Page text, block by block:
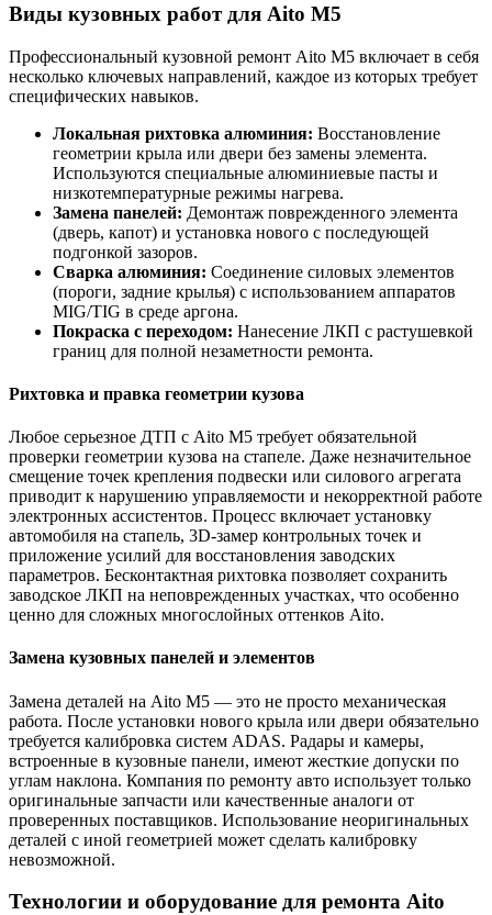
Виды кузовных работ для Aito M5
Профессиональный кузовной ремонт Aito M5 включает в себя
несколько ключевых направлений, каждое из которых требует
специфических навыков.
Локальная рихтовка алюминия: Восстановление
геометрии крыла или двери без замены элемента.
Используются специальные алюминиевые пасты и
низкотемпературные режимы нагрева.
Замена панелей: Демонтаж поврежденного элемента
(дверь, капот) и установка нового с последующей
подгонкой зазоров.
Сварка алюминия: Соединение силовых элементов
(пороги, задние крылья) с использованием аппаратов
MIG/TIG в среде аргона.
Покраска с переходом: Нанесение ЛКП с растушевкой
границ для полной незаметности ремонта.
Рихтовка и правка геометрии кузова
Любое серьезное ДТП с Aito M5 требует обязательной
проверки геометрии кузова на стапеле. Даже незначительное
смещение точек крепления подвески или силового агрегата
приводит к нарушению управляемости и некорректной работе
электронных ассистентов. Процесс включает установку
автомобиля на стапель, 3D-замер контрольных точек и
приложение усилий для восстановления заводских
параметров. Бесконтактная рихтовка позволяет сохранить
заводское ЛКП на неповрежденных участках, что особенно
ценно для сложных многослойных оттенков Aito.
Замена кузовных панелей и элементов
Замена деталей на Aito M5 — это не просто механическая
работа. После установки нового крыла или двери обязательно
требуется калибровка систем ADAS. Радары и камеры,
встроенные в кузовные панели, имеют жесткие допуски по
углам наклона. Компания по ремонту авто использует только
оригинальные запчасти или качественные аналоги от
проверенных поставщиков. Использование неоригинальных
деталей с иной геометрией может сделать калибровку
невозможной.
Технологии и оборудование для ремонта Aito